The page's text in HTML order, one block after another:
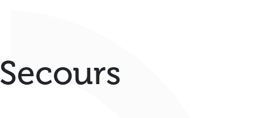
Secours